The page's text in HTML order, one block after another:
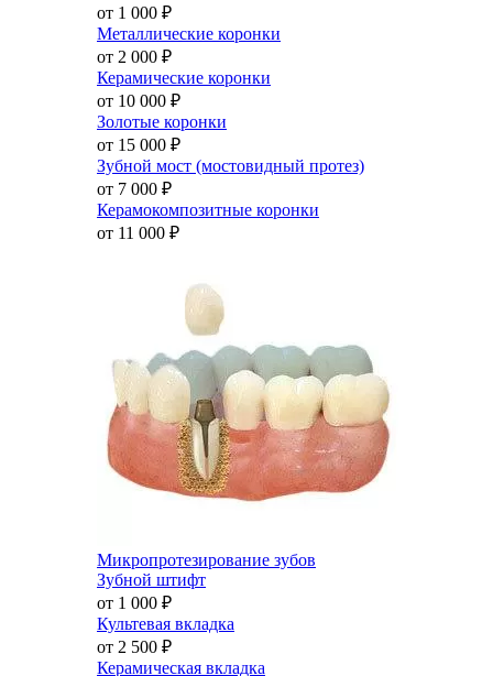
от 1 000 ₽
Металлические коронки
от 2 000 ₽
Керамические коронки
от 10 000 ₽
Золотые коронки
от 15 000 ₽
Зубной мост (мостовидный протез)
от 7 000 ₽
Керамокомпозитные коронки
от 11 000 ₽
Микропротезирование зубов
Зубной штифт
от 1 000 ₽
Культевая вкладка
от 2 500 ₽
Керамическая вкладка